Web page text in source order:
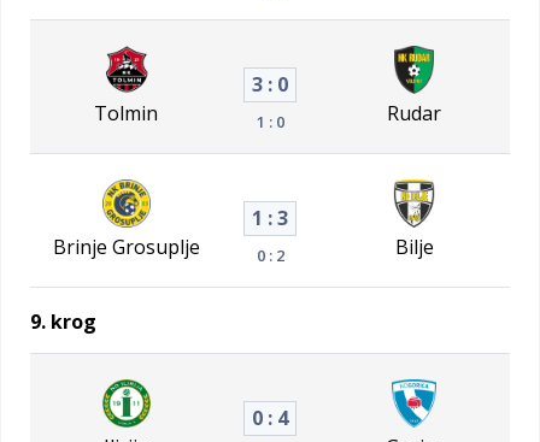
Tolmin
3 : 0
1 : 0 Rudar
Brinje Grosuplje
1 : 3
0 : 2 Bilje
9. krog
0 : 4